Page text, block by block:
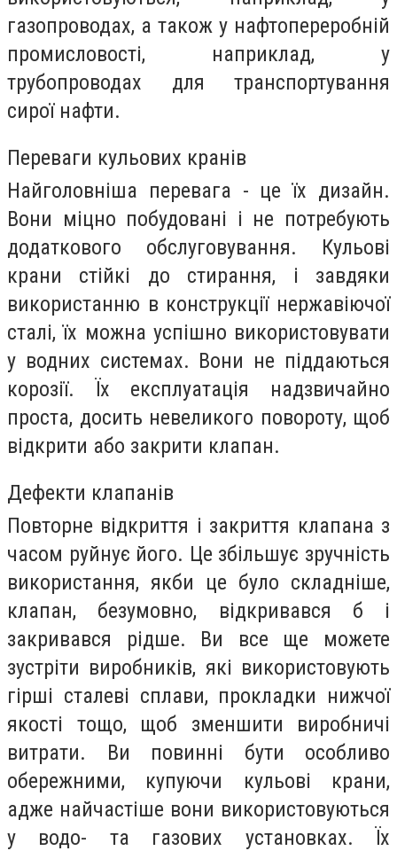
газопроводах, а також у нафтопереробній
промисловості, наприклад, у
трубопроводах для транспортування
сирої нафти.
Переваги кульових кранів
Найголовніша перевага - це їх дизайн.
Вони міцно побудовані і не потребують
додаткового обслуговування. Кульові
крани стійкі до стирання, і завдяки
використанню в конструкції нержавіючої
сталі, їх можна успішно використовувати
у водних системах. Вони не піддаються
корозії. Їх експлуатація надзвичайно
проста, досить невеликого повороту, щоб
відкрити або закрити клапан.
Дефекти клапанів
Повторне відкриття і закриття клапана з
часом руйнує його. Це збільшує зручність
використання, якби це було складніше,
клапан, безумовно, відкривався б і
закривався рідше. Ви все ще можете
зустріти виробників, які використовують
гірші сталеві сплави, прокладки нижчої
якості тощо, щоб зменшити виробничі
витрати. Ви повинні бути особливо
обережними, купуючи кульові крани,
адже найчастіше вони використовуються
у водо- та газових установках. Їх